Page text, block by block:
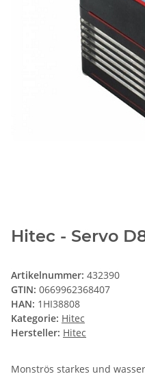
Hitec - Servo
Artikelnummer: 432390
GTIN: 0669962368407
HAN: 1HI38808
Kategorie: Hitec
Hersteller: Hitec
Monströs starkes und